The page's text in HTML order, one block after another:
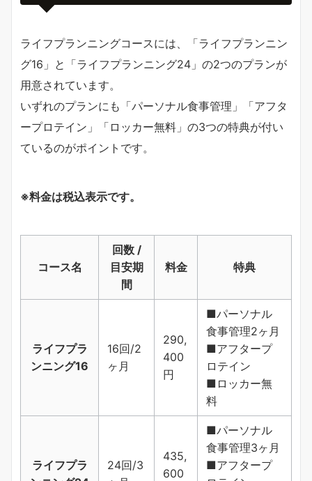
ライフプランニングコースには、「ライフプランニン
グ16」と「ライフプランニング24」の2つのプランが
用意されています。
いずれのプランにも「パーソナル食事管理」「アフタ
ープロテイン」「ロッカー無料」の3つの特典が付い
ているのがポイントです。
※料金は税込表示です。
コース名
回数 /
目安期
間
料金 特典
ライフプラ
ンニング16
16回/2
ヶ月
290,
400
円
■パーソナル
食事管理2ヶ月
■アフタープ
ロテイン
■ロッカー無
料
ライフプラ
24回/3
435,
600
■パーソナル
食事管理3ヶ月
■アフタープ